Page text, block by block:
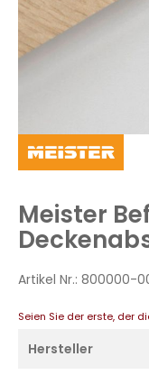
Zum
Anfang
springen
Meister
Artikel Nr.: 800000-
Seien Sie der erste, der
Hersteller